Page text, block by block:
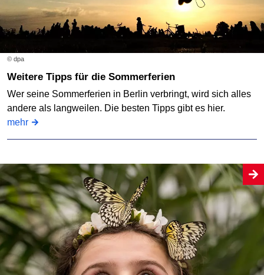
© dpa
Weitere Tipps für die Sommerferien
Wer seine Sommerferien in Berlin verbringt, wird sich alles
andere als langweilen. Die besten Tipps gibt es hier.
mehr